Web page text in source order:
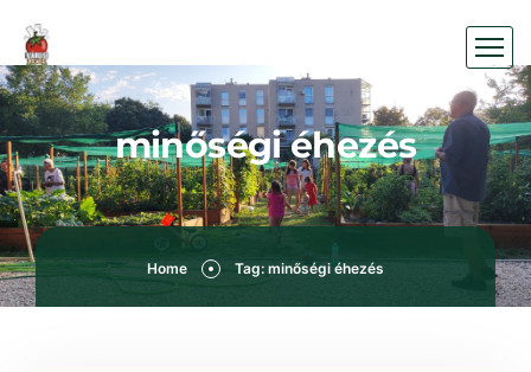
minőségi éhezés
Home Tag: minőségi éhezés